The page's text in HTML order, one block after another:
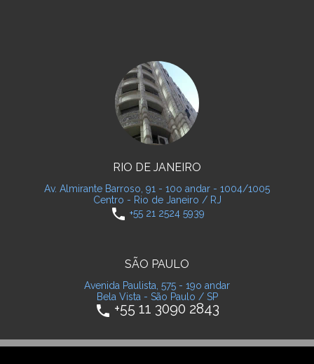
RIO DE JANEIRO
Av. Almirante Barroso, 91 - 10o andar - 1004/1005
Centro - Rio de Janeiro / RJ
phone +55 21 2524 5939
SÃO PAULO
Avenida Paulista, 575 - 19o andar
Bela Vista - São Paulo / SP
phone +55 11 3090 2843